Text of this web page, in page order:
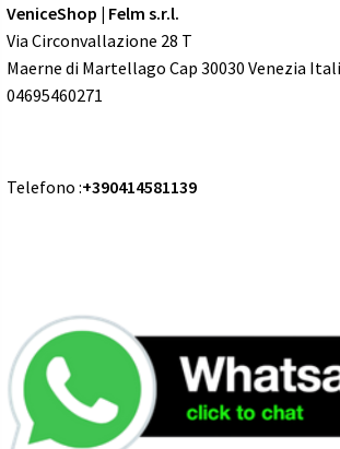
VeniceShop | Felm s.r.l.
Via Circonvallazione 28 T
Maerne di Martellago Cap 30030 Venezia
04695460271
Telefono :+390414581139